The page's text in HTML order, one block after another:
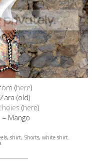
(here)
(old)
(here)
– Mango
, shirt, Shorts, white shirt.